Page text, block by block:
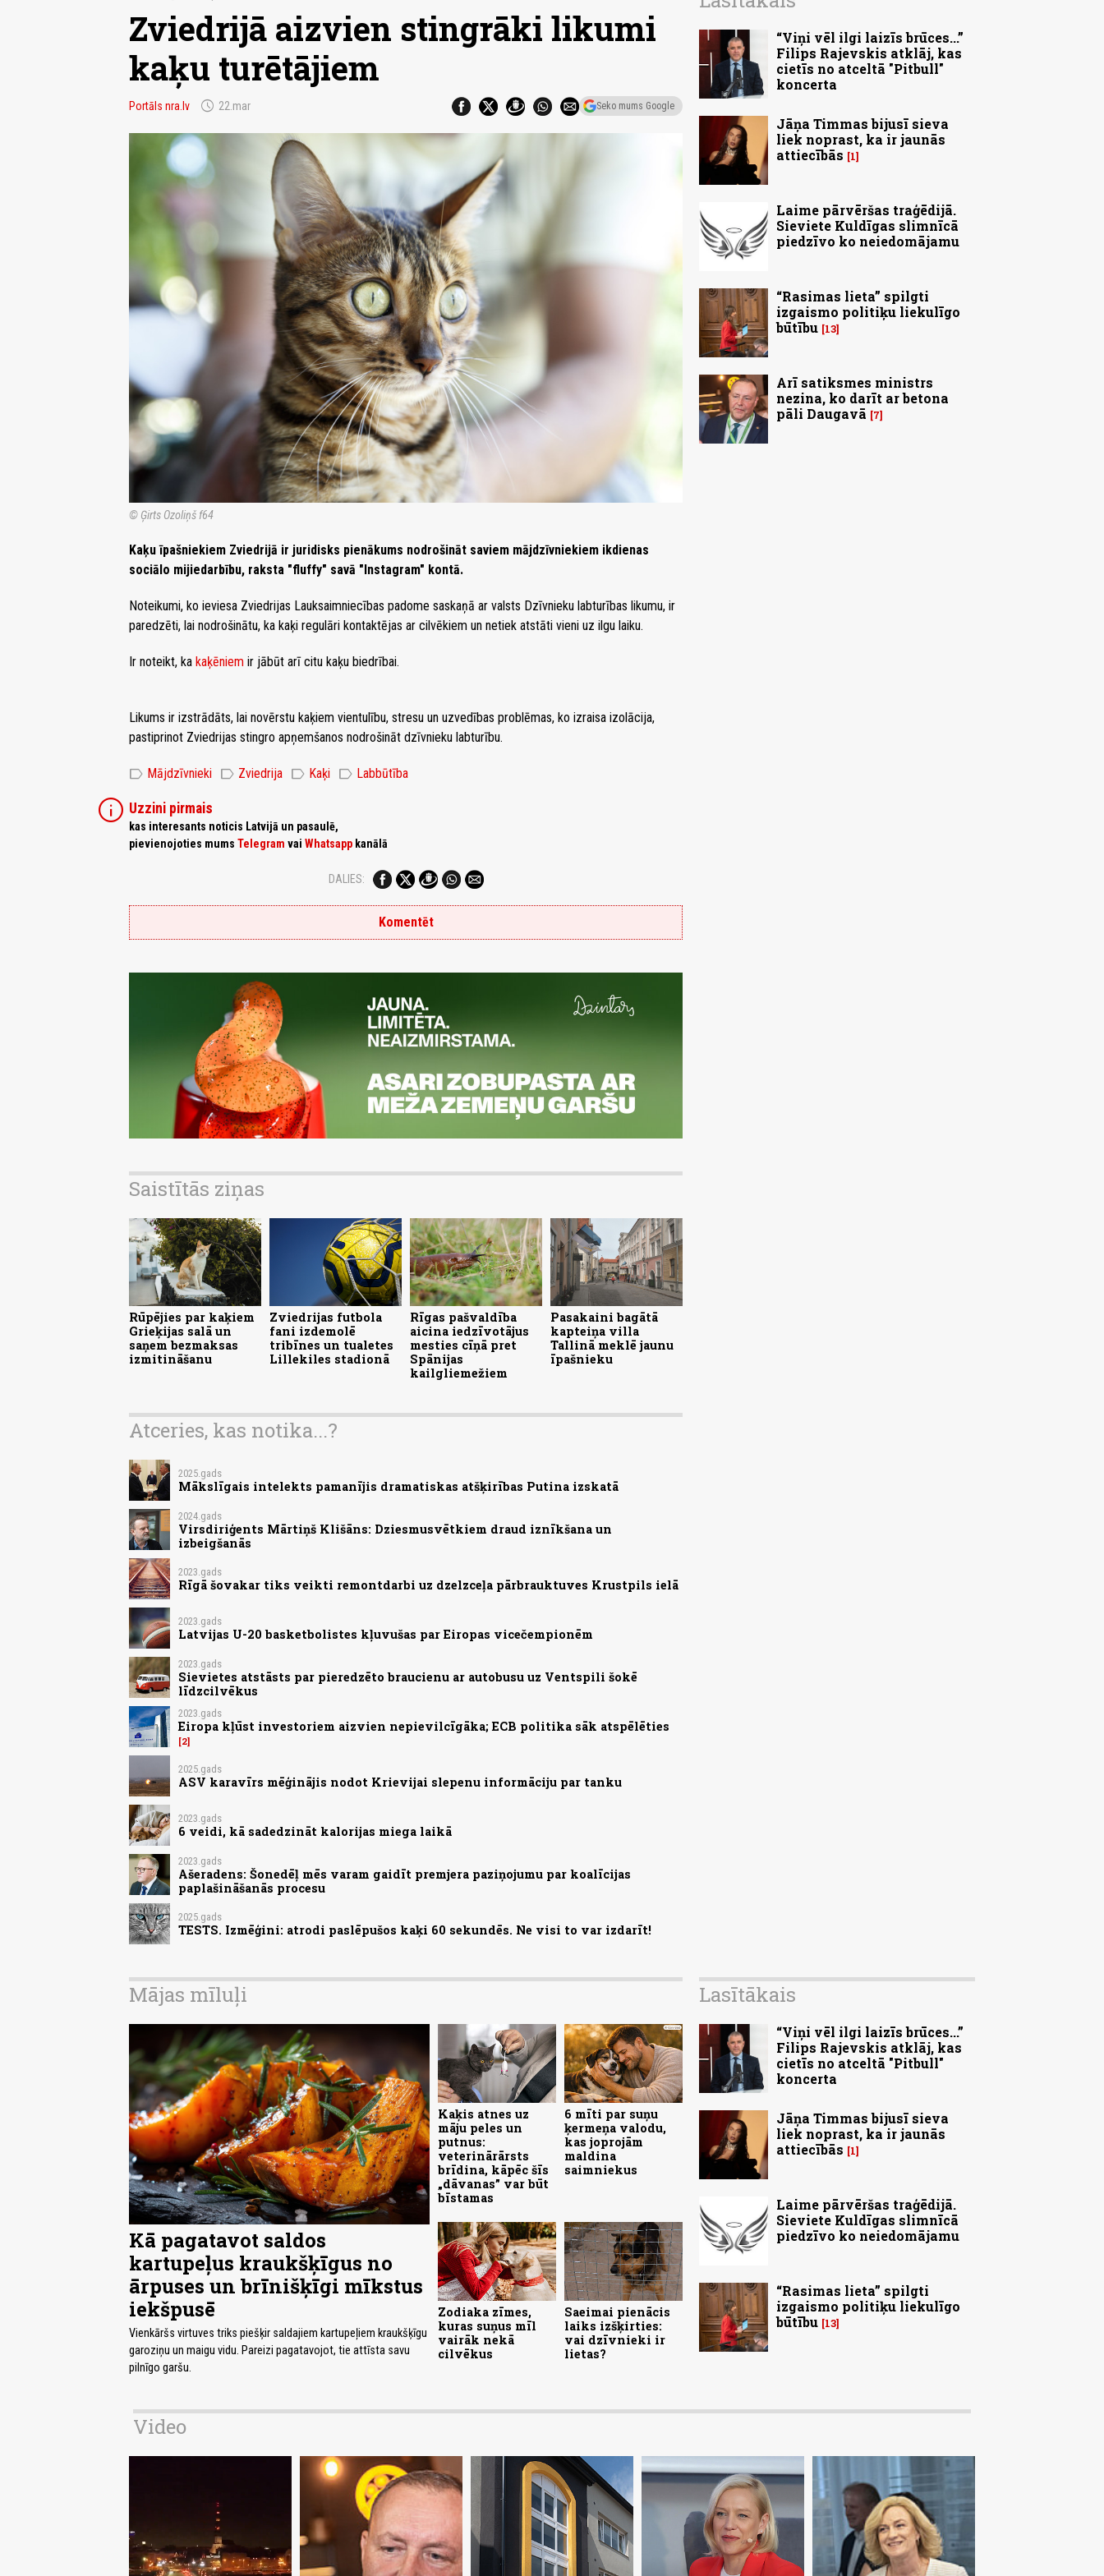
Zviedrijā aizvien stingrāki likumi
kaķu turētājiem
Portāls nra.lv schedule 22.mar Seko mums Google
© Ģirts Ozoliņš f64
Kaķu īpašniekiem Zviedrijā ir juridisks pienākums nodrošināt saviem mājdzīvniekiem ikdienas
sociālo mijiedarbību, raksta "fluffy" savā "Instagram" kontā.
Noteikumi, ko ieviesa Zviedrijas Lauksaimniecības padome saskaņā ar valsts Dzīvnieku labturības likumu, ir
paredzēti, lai nodrošinātu, ka kaķi regulāri kontaktējas ar cilvēkiem un netiek atstāti vieni uz ilgu laiku.
Ir noteikt, ka kaķēniem ir jābūt arī citu kaķu biedrībai.
Likums ir izstrādāts, lai novērstu kaķiem vientulību, stresu un uzvedības problēmas, ko izraisa izolācija,
pastiprinot Zviedrijas stingro apņemšanos nodrošināt dzīvnieku labturību.
label Mājdzīvnieki label Zviedrija label Kaķi label Labbūtība
info Uzzini pirmais
kas interesants noticis Latvijā un pasaulē,
pievienojoties mums Telegram vai Whatsapp kanālā
DALIES:
Komentēt
Saistītās ziņas
Rūpējies par kaķiem
Grieķijas salā un
saņem bezmaksas
izmitināšanu
Zviedrijas futbola
fani izdemolē
tribīnes un tualetes
Lillekiles stadionā
Rīgas pašvaldība
aicina iedzīvotājus
mesties cīņā pret
Spānijas
kailgliemežiem
Pasakaini bagātā
kapteiņa villa
Tallinā meklē jaunu
īpašnieku
Atceries, kas notika...?
2025.gads
Mākslīgais intelekts pamanījis dramatiskas atšķirības Putina izskatā
2024.gads
Virsdiriģents Mārtiņš Klišāns: Dziesmusvētkiem draud iznīkšana un
izbeigšanās
2023.gads
Rīgā šovakar tiks veikti remontdarbi uz dzelzceļa pārbrauktuves Krustpils ielā
2023.gads
Latvijas U-20 basketbolistes kļuvušas par Eiropas vicečempionēm
2023.gads
Sievietes atstāsts par pieredzēto braucienu ar autobusu uz Ventspili šokē
līdzcilvēkus
2023.gads
Eiropa kļūst investoriem aizvien nepievilcīgāka; ECB politika sāk atspēlēties
2
2025.gads
ASV karavīrs mēģinājis nodot Krievijai slepenu informāciju par tanku
2023.gads
6 veidi, kā sadedzināt kalorijas miega laikā
2023.gads
Ašeradens: Šonedēļ mēs varam gaidīt premjera paziņojumu par koalīcijas
paplašināšanās procesu
2025.gads
TESTS. Izmēģini: atrodi paslēpušos kaķi 60 sekundēs. Ne visi to var izdarīt!
“Viņi vēl ilgi laizīs brūces...”
Filips Rajevskis atklāj, kas
cietīs no atceltā "Pitbull"
koncerta
Jāņa Timmas bijusī sieva
liek noprast, ka ir jaunās
attiecībās
1
Laime pārvēršas traģēdijā.
Sieviete Kuldīgas slimnīcā
piedzīvo ko neiedomājamu
“Rasimas lieta” spilgti
izgaismo politiķu liekulīgo
būtību 13
Arī satiksmes ministrs
nezina, ko darīt ar betona
pāli Daugavā
7
Mājas mīluļi
Kā pagatavot saldos
kartupeļus kraukšķīgus no
ārpuses un brīnišķīgi mīkstus
iekšpusē
Vienkāršs virtuves triks piešķir saldajiem kartupeļiem kraukšķīgu
garoziņu un maigu vidu. Pareizi pagatavojot, tie attīsta savu
pilnīgo garšu.
Kaķis atnes uz
māju peles un
putnus:
veterinārārsts
brīdina, kāpēc šīs
„dāvanas” var būt
bīstamas
6 mīti par suņu
ķermeņa valodu,
kas joprojām
maldina
saimniekus
Zodiaka zīmes,
kuras suņus mīl
vairāk nekā
cilvēkus
Saeimai pienācis
laiks izšķirties:
vai dzīvnieki ir
lietas?
Lasītākais
“Viņi vēl ilgi laizīs brūces...”
Filips Rajevskis atklāj, kas
cietīs no atceltā "Pitbull"
koncerta
Jāņa Timmas bijusī sieva
liek noprast, ka ir jaunās
attiecībās
1
Laime pārvēršas traģēdijā.
Sieviete Kuldīgas slimnīcā
piedzīvo ko neiedomājamu
“Rasimas lieta” spilgti
izgaismo politiķu liekulīgo
būtību 13
Video